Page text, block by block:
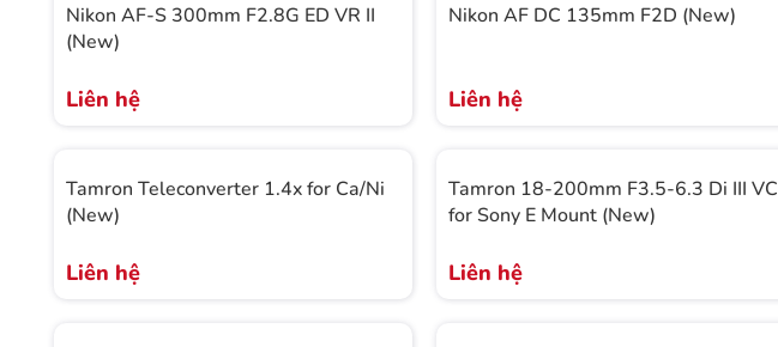
Nikon AF-S 300mm F2.8G ED VR II
(New)
Liên hệ
Nikon AF DC 135mm F2D (New)
Liên hệ
Tamron Teleconverter 1.4x for Ca/Ni
(New)
Liên hệ
Tamron 18-200mm F3.5-6.3 Di III VC
for Sony E Mount (New)
Liên hệ